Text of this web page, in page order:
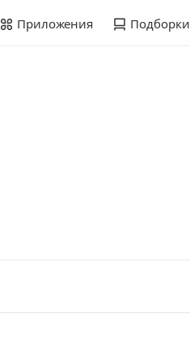
Приложения Подборки